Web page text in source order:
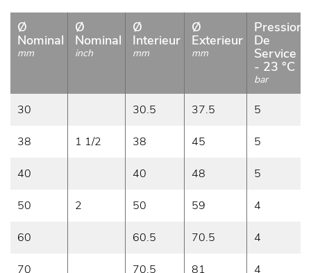
Ø
Nominal
mm
Ø
Nominal
inch
Ø
Interieur
mm
Ø
Exterieur
mm
Pression
De
Service
- 23 °C
bar
30 30.5 37.5 5
38 1 1/2 38 45 5
40 40 48 5
50 2 50 59 4
60 60.5 70.5 4
70 70.5 81 4